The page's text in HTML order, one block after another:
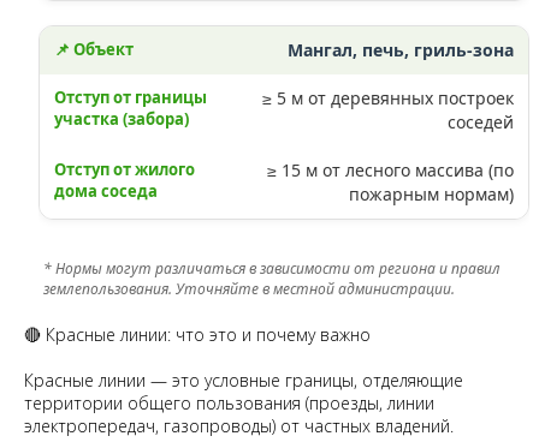
Мангал, печь, гриль-зона
≥ 5 м от деревянных построек
соседей
≥ 15 м от лесного массива (по
пожарным нормам)
* Нормы могут различаться в зависимости от региона и правил
землепользования. Уточняйте в местной администрации.
🔴 Красные линии: что это и почему важно
Красные линии — это условные границы, отделяющие
территории общего пользования (проезды, линии
электропередач, газопроводы) от частных владений.